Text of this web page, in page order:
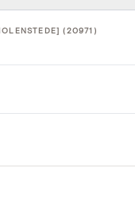
(20971)